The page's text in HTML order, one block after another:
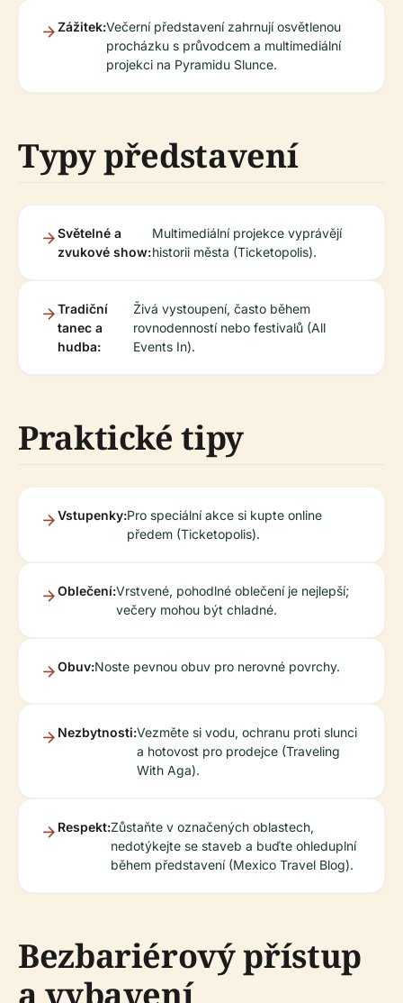
Zážitek:Večerní představení zahrnují osvětlenou
procházku s průvodcem a multimediální
projekci na Pyramidu Slunce.
Typy představení
Světelné a
zvukové show:
Multimediální projekce vyprávějí
historii města (Ticketopolis).
Tradiční
tanec a
hudba:
Živá vystoupení, často během
rovnodenností nebo festivalů (All
Events In).
Praktické tipy
Vstupenky:Pro speciální akce si kupte online
předem (Ticketopolis).
Oblečení:Vrstvené, pohodlné oblečení je nejlepší;
večery mohou být chladné.
Obuv:Noste pevnou obuv pro nerovné povrchy.
Nezbytnosti:Vezměte si vodu, ochranu proti slunci
a hotovost pro prodejce (Traveling
With Aga).
Respekt:Zůstaňte v označených oblastech,
nedotýkejte se staveb a buďte ohleduplní
během představení (Mexico Travel Blog).
Bezbariérový přístup